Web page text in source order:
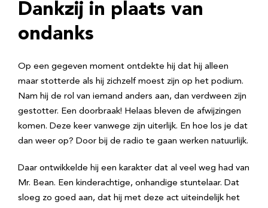
Dankzij in plaats van
ondanks
Op een gegeven moment ontdekte hij dat hij alleen
maar stotterde als hij zichzelf moest zijn op het podium.
Nam hij de rol van iemand anders aan, dan verdween zijn
gestotter. Een doorbraak! Helaas bleven de afwijzingen
komen. Deze keer vanwege zijn uiterlijk. En hoe los je dat
dan weer op? Door bij de radio te gaan werken natuurlijk.
Daar ontwikkelde hij een karakter dat al veel weg had van
Mr. Bean. Een kinderachtige, onhandige stuntelaar. Dat
sloeg zo goed aan, dat hij met deze act uiteindelijk het